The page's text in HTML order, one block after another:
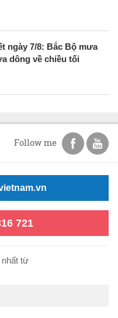
ngày 7/8: Bắc Bộ mưa
dông về chiều tối
Follow me
721
nhất từ